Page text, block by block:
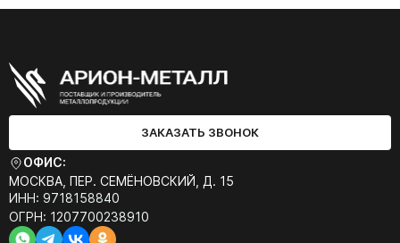
ЗАКАЗАТЬ ЗВОНОК
ОФИС:
МОСКВА, ПЕР. СЕМЁНОВСКИЙ, Д. 15
ИНН: 9718158840
ОГРН: 1207700238910